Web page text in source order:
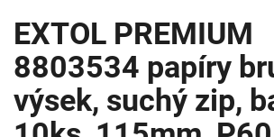
EXTOL PREMIUM
8803534 papíry
výsek, suchý zip,